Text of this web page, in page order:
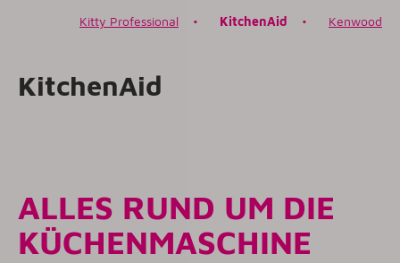
Kitty Professional • KitchenAid • Kenwood
KitchenAid
ALLES RUND UM DIE
KÜCHENMASCHINE